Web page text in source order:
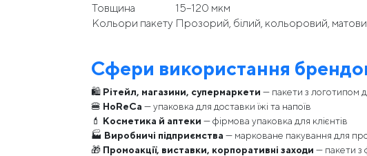
Товщина
15–120 мкм
Кольори пакету Прозорий, білий, кольоровий,
Сфери використання
🛍 Рітейл, магазини, супермаркети — пакети з логотипом
🍔 HoReCa — упаковка для доставки їжі та напоїв
💄 Косметика й аптеки — фірмова упаковка для клієнтів
🏭 Виробничі підприємства — марковане пакування для
🎁 Промоакції, виставки, корпоративні заходи — пакети з